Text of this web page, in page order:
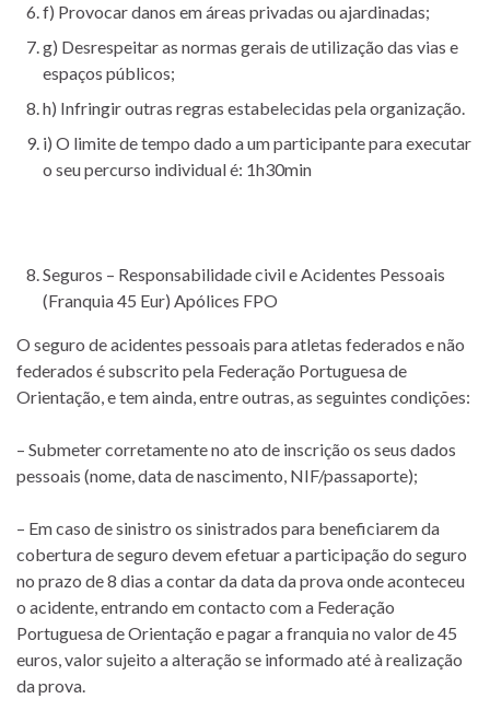
f) Provocar danos em áreas privadas ou ajardinadas;
g) Desrespeitar as normas gerais de utilização das vias e
espaços públicos;
h) Infringir outras regras estabelecidas pela organização.
i) O limite de tempo dado a um participante para executar
o seu percurso individual é: 1h30min
Seguros – Responsabilidade civil e Acidentes Pessoais
(Franquia 45 Eur) Apólices FPO
O seguro de acidentes pessoais para atletas federados e não
federados é subscrito pela Federação Portuguesa de
Orientação, e tem ainda, entre outras, as seguintes condições:
– Submeter corretamente no ato de inscrição os seus dados
pessoais (nome, data de nascimento, NIF/passaporte);
– Em caso de sinistro os sinistrados para beneficiarem da
cobertura de seguro devem efetuar a participação do seguro
no prazo de 8 dias a contar da data da prova onde aconteceu
o acidente, entrando em contacto com a Federação
Portuguesa de Orientação e pagar a franquia no valor de 45
euros, valor sujeito a alteração se informado até à realização
da prova.